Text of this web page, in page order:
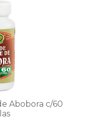
Abobora c/60